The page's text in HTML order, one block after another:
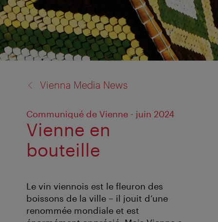
Vienna Media News
Communiqué de Vienne - juin 2024
Vienne en
bouteille
Le vin viennois est le fleuron des
boissons de la ville – il jouit d’une
renommée mondiale et est